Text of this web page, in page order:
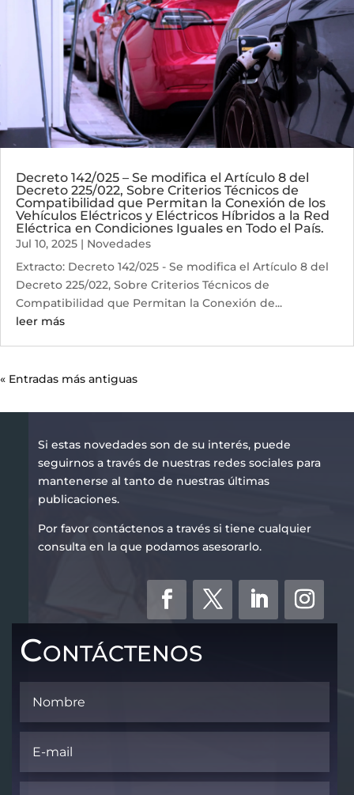
Decreto 142/025 – Se modifica el Artículo 8 del
Decreto 225/022, Sobre Criterios Técnicos de
Compatibilidad que Permitan la Conexión de los
Vehículos Eléctricos y Eléctricos Híbridos a la Red
Eléctrica en Condiciones Iguales en Todo el País.
Jul 10, 2025 | Novedades
Extracto: Decreto 142/025 - Se modifica el Artículo 8 del
Decreto 225/022, Sobre Criterios Técnicos de
Compatibilidad que Permitan la Conexión de...
leer más
« Entradas más antiguas
Si estas novedades son de su interés, puede
seguirnos a través de nuestras redes sociales para
mantenerse al tanto de nuestras últimas
publicaciones.
Por favor contáctenos a través si tiene cualquier
consulta en la que podamos asesorarlo.
Contáctenos